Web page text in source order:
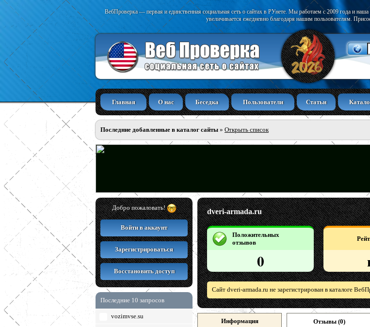
ВебПроверка — первая и единственная социальная сеть о сайтах в РУнете. Мы работаем с 2009 года и
увеличивается ежедневно благодаря нашим пользователям.
Главная О нас Беседка Пользователи Статьи
Последние добавленные в каталог сайты » Открыть список
Добро пожаловать!
Войти в аккаунт
Зарегистрироваться
Восстановить доступ
Последние 10 запросов
vozimvse.su
dveri-armada.ru
Положительных
отзывов
0
Сайт dveri-armada.ru не зарегистрирован в каталоге
Информация Отзывы (0)